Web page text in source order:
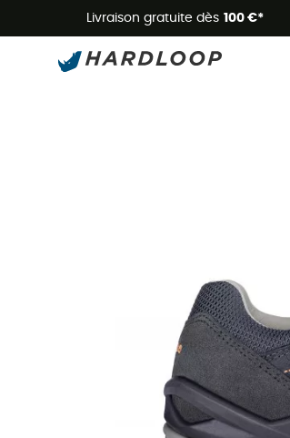
Livraison gratuite dès 100 €*